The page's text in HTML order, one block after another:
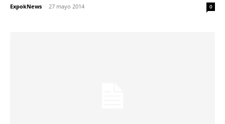
ExpokNews - 27 mayo 2014 0